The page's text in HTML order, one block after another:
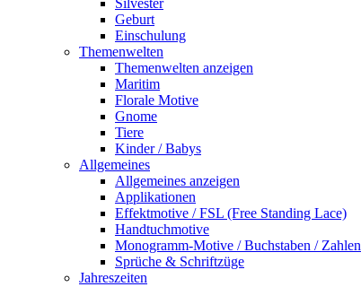
Silvester
Geburt
Einschulung
Themenwelten
Themenwelten anzeigen
Maritim
Florale Motive
Gnome
Tiere
Kinder / Babys
Allgemeines
Allgemeines anzeigen
Applikationen
Effektmotive / FSL (Free Standing Lace)
Handtuchmotive
Monogramm-Motive / Buchstaben / Zahlen
Sprüche & Schriftzüge
Jahreszeiten